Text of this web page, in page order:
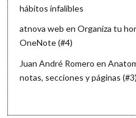
hábitos infalibles
atnova web enOrganiza tu
OneNote (#4)
Juan André Romero en
notas, secciones y páginas (#3)